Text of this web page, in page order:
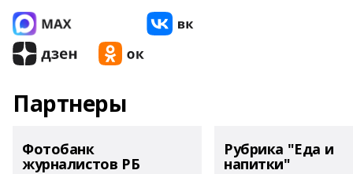
Партнеры
Фотобанк
журналистов РБ
Рубрика "Еда и
напитки"